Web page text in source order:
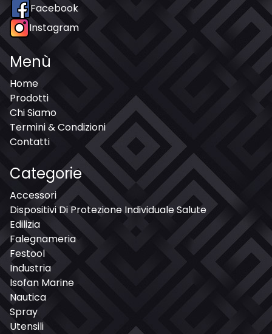
Facebook
Instagram
Menù
Home
Prodotti
Chi Siamo
Termini & Condizioni
Contatti
Categorie
Accessori
Dispositivi Di Protezione Individuale Salute
Edilizia
Falegnameria
Festool
Industria
Isofan Marine
Nautica
Spray
Utensili